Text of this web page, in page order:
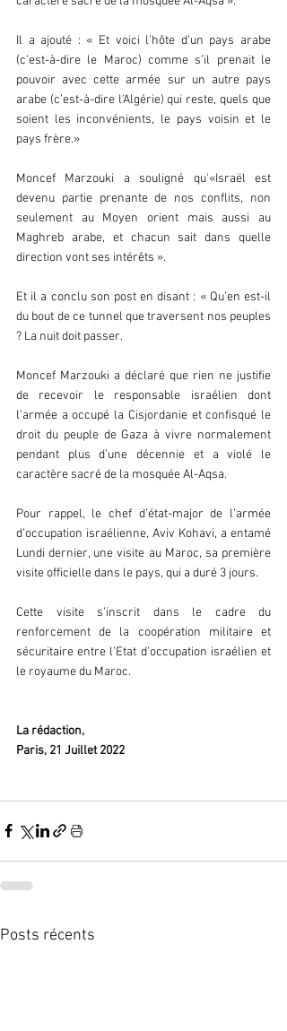
Il a ajouté : « Et voici l’hôte d’un pays arabe
(c’est-à-dire le Maroc) comme s’il prenait le
pouvoir avec cette armée sur un autre pays
arabe (c’est-à-dire l’Algérie) qui reste, quels que
soient les inconvénients, le pays voisin et le
pays frère.»
Moncef Marzouki a souligné qu'«Israël est
devenu partie prenante de nos conflits, non
seulement au Moyen orient mais aussi au
Maghreb arabe, et chacun sait dans quelle
direction vont ses intérêts ».
Et il a conclu son post en disant : « Qu’en est-il
du bout de ce tunnel que traversent nos peuples
? La nuit doit passer.
Moncef Marzouki a déclaré que rien ne justifie
de recevoir le responsable israélien dont
l’armée a occupé la Cisjordanie et confisqué le
droit du peuple de Gaza à vivre normalement
pendant plus d’une décennie et a violé le
caractère sacré de la mosquée Al-Aqsa.
Pour rappel, le chef d’état-major de l’armée
d’occupation israélienne, Aviv Kohavi, a entamé
Lundi dernier, une visite au Maroc, sa première
visite officielle dans le pays, qui a duré 3 jours.
Cette visite s’inscrit dans le cadre du
renforcement de la coopération militaire et
sécuritaire entre l’Etat d’occupation israélien et
le royaume du Maroc.
La rédaction,
Paris, 21 Juillet 2022
Posts récents